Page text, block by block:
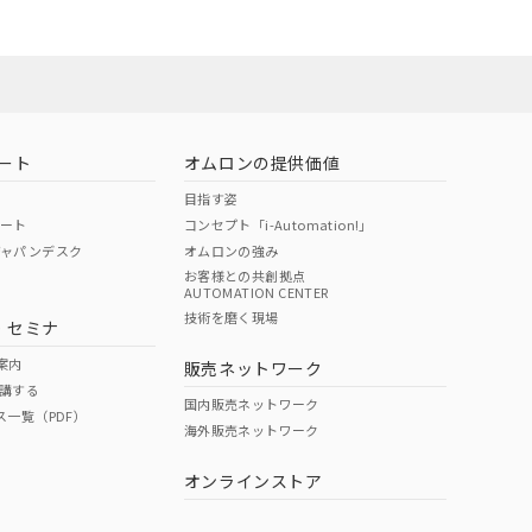
O O
ページへ
ください
ト
ト
パンデスク
セミナ
内
する
覧（PDF）
オムロンの提供価値
目指す姿
コンセプト「i-Automation!」
オムロンの強み
お客様との共創拠点
AUTOMATION CENTER
技術を磨く現場
販売ネットワーク
国内販売ネットワーク
海外販売ネットワーク
オンラインストア